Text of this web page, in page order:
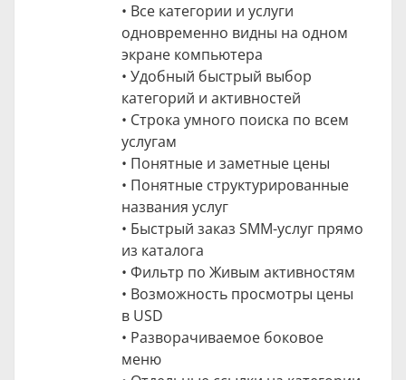
• Все категории и услуги
одновременно видны на одном
экране компьютера
• Удобный быстрый выбор
категорий и активностей
• Строка умного поиска по всем
услугам
• Понятные и заметные цены
• Понятные структурированные
названия услуг
• Быстрый заказ SMM-услуг прямо
из каталога
• Фильтр по Живым активностям
• Возможность просмотры цены
в USD
• Разворачиваемое боковое
меню